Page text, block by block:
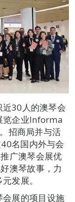
30人的澳琴会
览企业Informa
招商局并与活
名国内外与会
广澳琴会展优
澳琴故事，力
发展。
展的项目设施